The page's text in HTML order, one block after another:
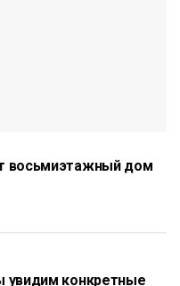
восьмиэтажный дом
увидим конкретные